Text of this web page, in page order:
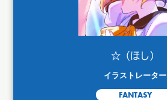
☆（ほし）
イラストレーター
FANTASY